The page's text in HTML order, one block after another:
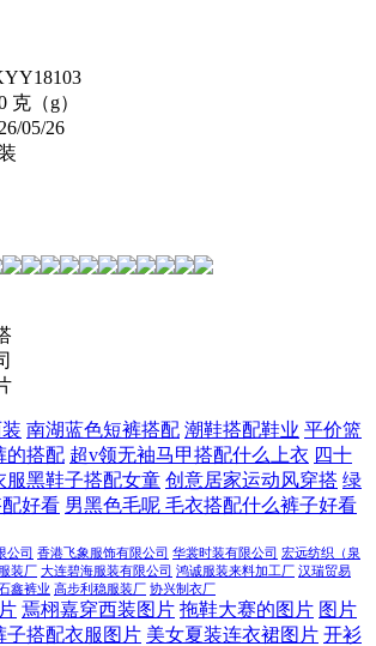
克（g）
05/26
南湖蓝色短裤搭配 潮鞋搭配鞋业 平价篮
的搭配 超v领无袖马甲搭配什么上衣 四十
服黑鞋子搭配女童 创意居家运动风穿搭 绿
好看 男黑色毛呢 毛衣搭配什么裤子好看
公司 香港飞象服饰有限公司 华裳时装有限公司 宏远纺织（泉
装厂 大连碧海服装有限公司 鸿诚服装来料加工厂 汉瑞贸易
鑫裤业 高步利稳服装厂 协兴制衣厂
焉栩嘉穿西装图片 拖鞋大赛的图片 图片
子搭配衣服图片 美女夏装连衣裙图片 开衫